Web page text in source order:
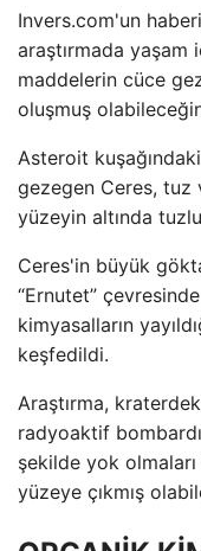
Invers.com'un
araştırmada yaşam
maddelerin cüce
oluşmuş
Asteroit
gezegen Ceres, tuz
yüzeyin altında
Ceres'in büyük
“Ernutet”
kimyasalların
keşfedildi.
Araştırma,
radyoaktif
şekilde yok
yüzeye çıkmış